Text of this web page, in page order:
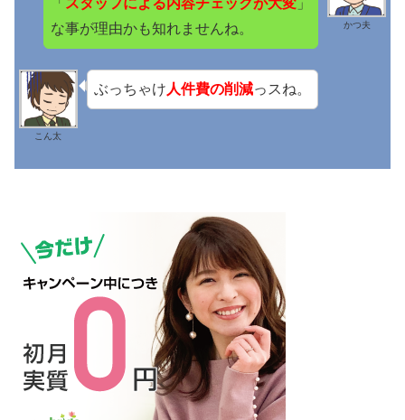
かつ夫
「 スタッフによる内容チェックが大変 」
な事が理由かも知れませんね。
こん太
ぶっちゃけ 人件費の削減っスね。